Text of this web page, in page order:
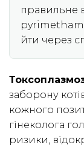
правильне
йти через
заборону
кожного
гінеколога
ризики,